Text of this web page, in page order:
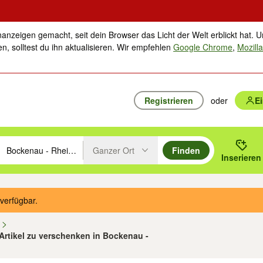
gemacht, seit dein Browser das Licht der Welt erblickt hat.
solltest du ihn aktualisieren. Wir empfehlenGoogle Chrome,
Registrieren oder
mit den Pfeiltasten nach oben/unten durchsuchen und mit
oder Ort eingeben. Eingabetaste drücken um zu suchen, oder
Ganzer Ort
Finden
Inserieren
zu verschenken in Bockenau -